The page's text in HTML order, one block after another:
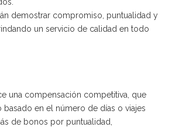
demostrar compromiso, puntualidad y
un servicio de calidad en todo
una compensación competitiva, que
basado en el número de días o viajes
de bonos por puntualidad,